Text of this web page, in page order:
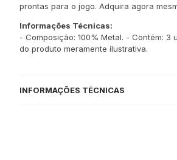
prontas para o jogo. Adquira agora
Informações Técnicas:
- Composição: 100% Metal. - Contém: 3
do produto meramente ilustrativa.
INFORMAÇÕES TÉCNICAS